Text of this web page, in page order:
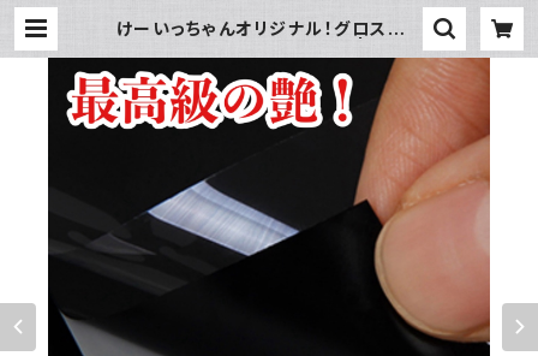
けーいっちゃんオリジナル！グロスブラ